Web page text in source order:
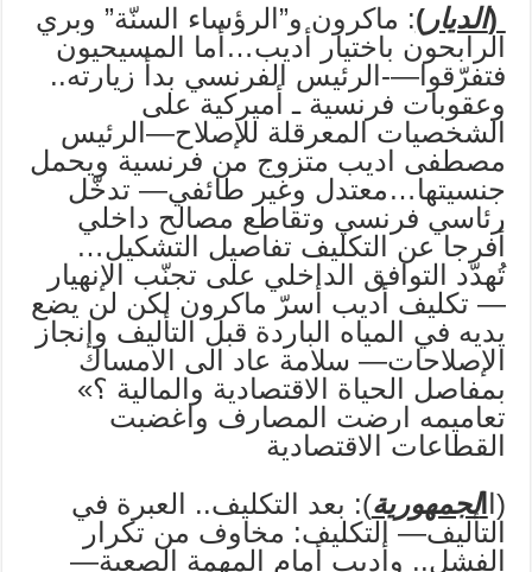
(الديار): ماكرون و”الرؤساء السنّة” وبري
الرابحون باختيار أديب…أما المسيحيون
فتفرّقوا—-الرئيس الفرنسي بدأ زيارته..
وعقوبات فرنسية ـ أميركية على
الشخصيات المعرقلة للإصلاح—الرئيس
مصطفى اديب متزوج من فرنسية ويحمل
جنسيتها…معتدل وغير طائفي— تدخّل
رئاسي فرنسي وتقاطع مصالح داخلي
أفرجا عن التكليف تفاصيل التشكيل…
تُهدّد التوافق الداخلي على تجنّب الإنهيار
— تكليف أديب أسرّ ماكرون لكن لن يضع
يديه في المياه الباردة قبل التأليف وإنجاز
الإصلاحات— سلامة عاد الى الامساك
بمفاصل الحياة الاقتصادية والمالية ؟»
تعاميمه ارضت المصارف واغضبت
القطاعات الاقتصادية
(ا الجمهورية): بعد التكليف.. العبرة في
التأليف— التكليف: مخاوف من تكرار
الفشل.. وأديب أمام المهمة الصعبة—